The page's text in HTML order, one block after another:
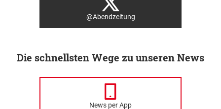
@Abendzeitung
Die schnellsten Wege zu unseren News
News per App